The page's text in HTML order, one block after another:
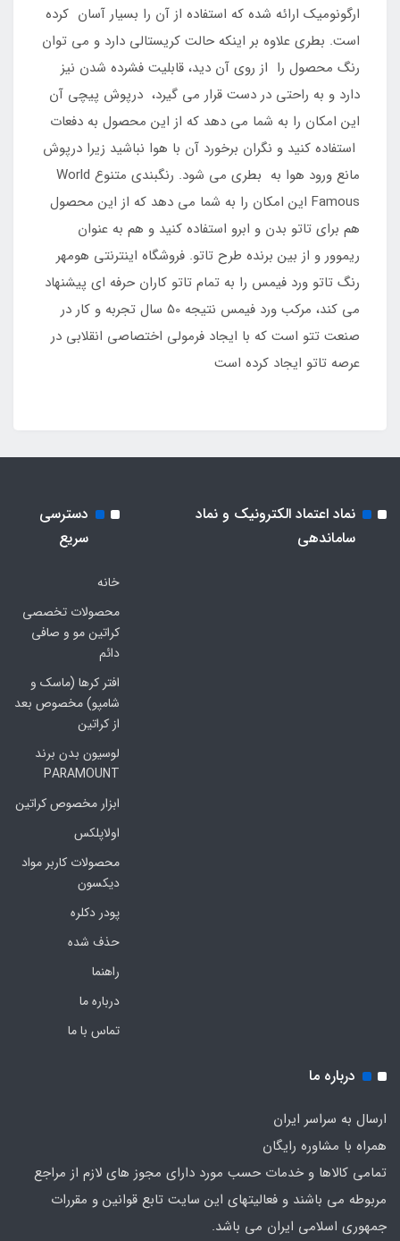
ارگونومیک ارائه شده که استفاده از آن را بسیار آسان کرده
است. بطری علاوه بر اینکه حالت کریستالی دارد و می توان
رنگ محصول را از روی آن دید، قابلیت فشرده شدن نیز
دارد و به راحتی در دست قرار می گیرد، درپوش پیچی آن
این امکان را به شما می دهد که از این محصول به دفعات
استفاده کنید و نگران برخورد آن با هوا نباشید زیرا درپوش
مانع ورود هوا به بطری می شود. رنگبندی متنوع World
Famous این امکان را به شما می دهد که از این محصول
هم برای تاتو بدن و ابرو استفاده کنید و هم به عنوان
ریموور و از بین برنده طرح تاتو. فروشگاه اینترنتی هومهر
رنگ تاتو ورد فیمس را به تمام تاتو کاران حرفه ای پیشنهاد
می کند، مرکب ورد فیمس نتیجه 50 سال تجربه و کار در
صنعت تتو است که با ایجاد فرمولی اختصاصی انقلابی در
عرصه تاتو ایجاد کرده است
نماد اعتماد الکترونیک و نماد
ساماندهی
دسترسی
سریع
خانه
محصولات تخصصی
کراتین مو و صافی
دائم
افتر کرها (ماسک و
شامپو) مخصوص بعد
از کراتین
لوسیون بدن برند
PARAMOUNT
ابزار مخصوص کراتین
اولاپلکس
محصولات کاربر مواد
دیکسون
پودر دکلره
حذف شده
راهنما
درباره ما
تماس با ما
درباره ما
ارسال به سراسر ایران
همراه با مشاوره رایگان
تمامی کالاها و خدمات حسب مورد دارای مجوز های لازم از مراجع
مربوطه می باشند و فعالیتهای این سایت تابع قوانین و مقررات
جمهوری اسلامی ایران می باشد.